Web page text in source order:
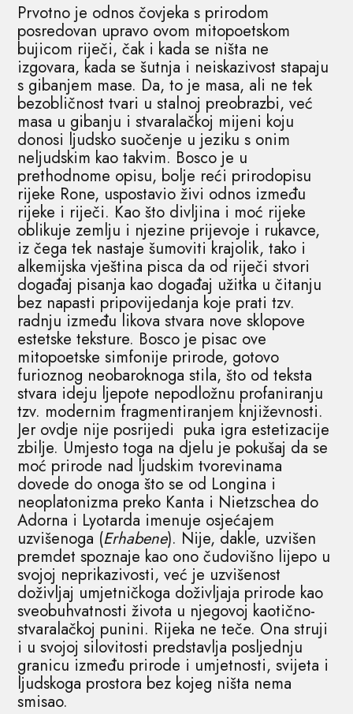
Prvotno je odnos čovjeka s prirodom
posredovan upravo ovom mitopoetskom
bujicom riječi, čak i kada se ništa ne
izgovara, kada se šutnja i neiskazivost stapaju
s gibanjem mase. Da, to je masa, ali ne tek
bezobličnost tvari u stalnoj preobrazbi, već
masa u gibanju i stvaralačkoj mijeni koju
donosi ljudsko suočenje u jeziku s onim
neljudskim kao takvim. Bosco je u
prethodnome opisu, bolje reći prirodopisu
rijeke Rone, uspostavio živi odnos između
rijeke i riječi. Kao što divljina i moć rijeke
oblikuje zemlju i njezine prijevoje i rukavce,
iz čega tek nastaje šumoviti krajolik, tako i
alkemijska vještina pisca da od riječi stvori
događaj pisanja kao događaj užitka u čitanju
bez napasti pripovijedanja koje prati tzv.
radnju između likova stvara nove sklopove
estetske teksture. Bosco je pisac ove
mitopoetske simfonije prirode, gotovo
furioznog neobaroknoga stila, što od teksta
stvara ideju ljepote nepodložnu profaniranju
tzv. modernim fragmentiranjem književnosti.
Jer ovdje nije posrijedi puka igra estetizacije
zbilje. Umjesto toga na djelu je pokušaj da se
moć prirode nad ljudskim tvorevinama
dovede do onoga što se od Longina i
neoplatonizma preko Kanta i Nietzschea do
Adorna i Lyotarda imenuje osjećajem
uzvišenoga (Erhabene). Nije, dakle, uzvišen
premdet spoznaje kao ono čudovišno lijepo u
svojoj neprikazivosti, već je uzvišenost
doživljaj umjetničkoga doživljaja prirode kao
sveobuhvatnosti života u njegovoj kaotično-
stvaralačkoj punini. Rijeka ne teče. Ona struji
i u svojoj silovitosti predstavlja posljednju
granicu između prirode i umjetnosti, svijeta i
ljudskoga prostora bez kojeg ništa nema
smisao.